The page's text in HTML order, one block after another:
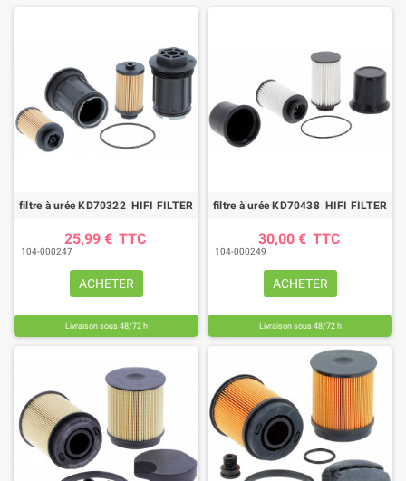
filtre à urée KD70322 |HIFI FILTER
25,99 € TTC
104-000247
ACHETER
Livraison sous 48/72 h
filtre à urée KD70438 |HIFI FILTER
30,00 € TTC
104-000249
ACHETER
Livraison sous 48/72 h